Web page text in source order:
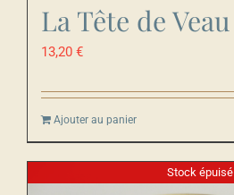
La Tête de Veau
13,20 €
Ajouter au panier
Stock épuisé